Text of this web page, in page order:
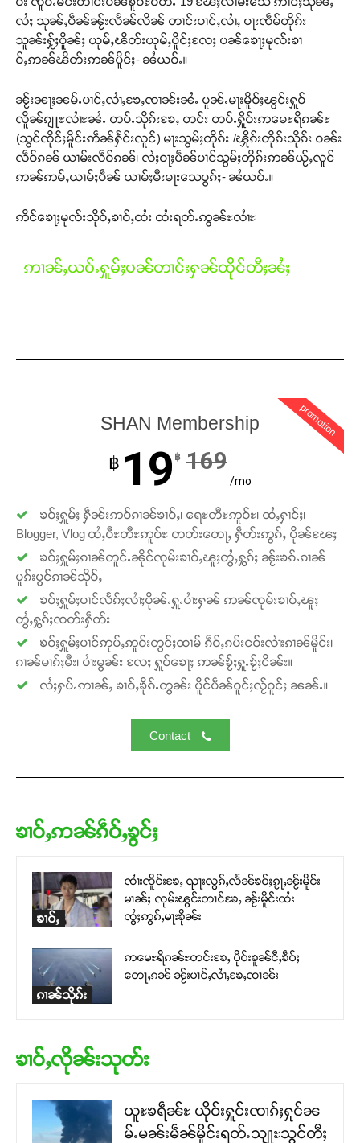
Support SHAN
တႃႇႁႂ်ႈသဵင်ၵၢင်ၸႂ်ၵူၼ်းမိူင်း ၵူႈတီႈၵူႈလႅၼ်ပေႃးတေၸွ
တ်ႇ တူဝ်ႈလုမ်ႈၾႃႉၼၼ်ႉ ၶဝ်ႈႁူမ်ႈၵမ်ႉထႅမ် ၸုမ်းၶၢ
ဝ်ႇၽူႈတွႆႇႁွၵ်ႈ လႆႈယူႇၶႃႈဢေႃႈ။
Donate Now
လႆႈ သုၼ်ႇပဵၼ်ၼႂ်းလႅၼ်လိၼ် တၢင်းပၢင်ႇလၢႆႇ ပႃးၸဵမ်တိုၵ်း
သူၼ်းႁႂ်ႈပိူၼ်ႈ ယုမ်ႇၽိတ်းယုမ်ႇပိူင်ႈလႄႈ ပၼ်ၶေႃႈမုလ်းၶၢ
ဝ်ႇဢၼ်ၽိတ်းဢၼ်ပိူင်ႈ- ၼႆယဝ်ႉ။
ၼႂ်းၼႃႈၼမ်ႉပၢင်ႇလၢႆႇၶႄႇၸၢၼ်းၼႆႉ ပူၼ်ႉမႃးမိူဝ်ႈၽွင်းႁူဝ်
လိူၼ်ၵျူႊလၢႆႊၼႆႉ တပ်ႉသိုၵ်းၶႄႇ တင်း တပ်ႉႁိူဝ်းဢမေႊရိၵၼ်ႊ
(သွင်ၸိုင်ႈမိူင်းဢဵၼ်ႁႅင်းလူင်) မႃးသွမ်ႈတိုၵ်း /ၾိုၵ်းတိုၵ်းသိုၵ်း ဝၼ်း
လဵဝ်ၵၼ် ယၢမ်းလဵဝ်ၵၼ်၊ လႆႈဝႃႈပဵၼ်ပၢင်သွမ်ႈတိုၵ်းဢၼ်ယႂ်ႇလူင်
ဢၼ်ဢမ်ႇယၢမ်ႈပဵၼ် ယၢမ်ႈမီးမႃးသေပွၵ်ႈ- ၼႆယဝ်ႉ။
ဢိင်ၶေႃႈမုလ်းသိုဝ်ႇၶၢဝ်ႇထႆး ထႆးရတ်ႉဢွၼ်ႊလၢႆႊ
ဢၢၼ်ႇယဝ်ႉႁူမ်ႈပၼ်တၢင်းႁၼ်ထိုင်တီႈၼႆႈ
promotion
SHAN Membership
฿ 19 ฿ 169
/mo
ၶဝ်ႈႁူမ်ႈ ႁဵၼ်းဢဝ်ၵၢၼ်ၶၢဝ်ႇ၊ ရေႊတီႊဢူဝ်ႊ၊ ထႆႇႁၢင်ႈ၊
Blogger, Vlog ထႆႇဝီႊတီႊဢူဝ်ႊ တတ်းတေႃႇ ႁဵတ်းဢွၵ်ႇ ပိုၼ်ၽႄႈ
ၶဝ်ႈႁူမ်ႈၵၢၼ်တူင်ႉၼိုင်ၸုမ်းၶၢဝ်ႇၽူႈတွႆႇႁွၵ်ႈ ၼႂ်းၶၵ်ႉၵၢၼ်
ပူၵ်းပွင်ၵၢၼ်သိုဝ်ႇ
ၶဝ်ႈႁူမ်ႈပၢင်လႅၵ်ႈလၢႆႈပိုၼ်ႉႁူႉပၢႆးႁၼ် ဢၼ်ၸုမ်းၶၢဝ်ႇၽူႈ
တွႆႇႁွၵ်ႈၸတ်းႁဵတ်း
ၶဝ်ႈႁူမ်ႈပၢင်ဢုပ်ႇဢူဝ်းတွင်ႈထၢမ် ၵဵဝ်ႇၵပ်းငဝ်းလၢႆးၵၢၼ်မိူင်း၊
ၵၢၼ်မၢၵ်ႈမီး၊ ပၢႆးမွၼ်း လႄႈ ႁူဝ်ၶေႃႈ ဢၼ်ၶႂ်ႈႁူႉၶႂ်ႈငိၼ်း။
လႆႈႁပ်ႉဢၢၼ်ႇ ၶၢဝ်ႇၶိုၵ်ႉတွၼ်း ပိူင်ပဵၼ်ဝူင်ႈလႂ်ဝူင်ႈ ၼၼ်ႉ။
Contact
ၶၢဝ်ႇဢၼ်ၵဵဝ်ႇၶွင်ႈ
ၶၢဝ်ႇ
ၸၢႆးၸိူင်းၶႄႇ ၺႃးလွၵ်ႇလႅၼ်ၶဝ်ႈၵႂႃႇၼႂ်းမိူင်း
မၢၼ်ႈ လုမ်းၽွင်းတၢင်ၶႄႇ ၼႂ်းမိူင်းထႆး
ၸွႆႈဢွၵ်ႇမႃးၶိုၼ်း
ၵၢၼ်သိုၵ်း
ဢမေႊရိၵၼ်ႊတင်းၶႄႇ ပိုဝ်းၶူၼ်ငီႇၶဵဝ်ႈ
တေႃႇၵၼ် ၼႂ်းပၢင်ႇလၢႆႇၶႄႇၸၢၼ်း
ၶၢဝ်ႇလိုၼ်းသုတ်း
ယူႊၶရဵၼ်ႊ ယိုဝ်းႁူင်းၸၢၵ်ႈႁုင်ၼ
မ်ႉမၼ်းမဵၼ်မိူင်းရတ်ႉသျႃႊသွင်တီႈ